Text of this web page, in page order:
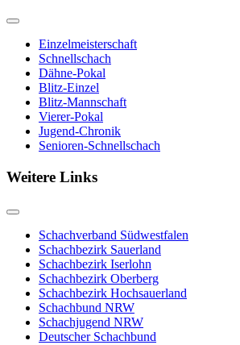
Einzelmeisterschaft
Schnellschach
Dähne-Pokal
Blitz-Einzel
Blitz-Mannschaft
Vierer-Pokal
Jugend-Chronik
Senioren-Schnellschach
Weitere Links
Schachverband Südwestfalen
Schachbezirk Sauerland
Schachbezirk Iserlohn
Schachbezirk Oberberg
Schachbezirk Hochsauerland
Schachbund NRW
Schachjugend NRW
Deutscher Schachbund